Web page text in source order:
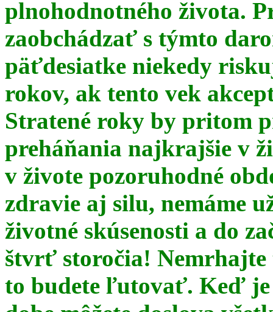
plnohodnotného života.
zaobchádzať s týmto
päťdesiatke niekedy
rokov, ak tento vek
Stratené roky by pritom
preháňania najkrajšie v
v živote pozoruhodné
zdravie aj silu, nemáme
životné skúsenosti a do
štvrť storočia!
to budete ľutovať. Keď je